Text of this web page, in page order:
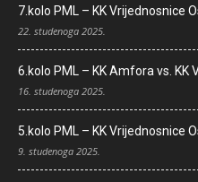
7.kolo PML – KK Vrijednosnice
22. studenoga 2025.
6.kolo PML – KK Amfora vs. KK
16. studenoga 2025.
5.kolo PML – KK Vrijednosnice
9. studenoga 2025.